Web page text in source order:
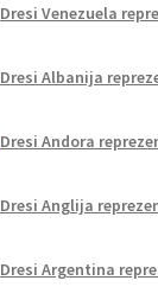
Dresi Venezuela
Dresi Albanija
Dresi Andora
Dresi Anglija
Dresi Argentina